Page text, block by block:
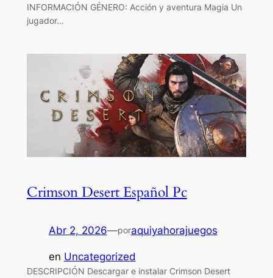
INFORMACIÓN GÉNERO: Acción y aventura Magia Un
jugador…
Crimson Desert Español Pc
Abr 2, 2026—poraquiyahorajuegos
en Uncategorized
DESCRIPCIÓN Descargar e instalar Crimson Desert